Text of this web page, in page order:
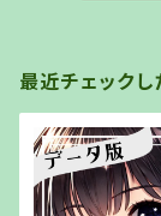
最近チェックし